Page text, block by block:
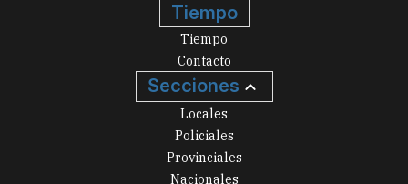
Tiempo
Tiempo
Contacto
Secciones
Locales
Policiales
Provinciales
Nacionales